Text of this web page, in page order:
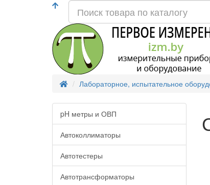
Лабораторное, испытательное
pH метры и ОВП
Автоколлиматоры
Автотестеры
Автотрансформаторы